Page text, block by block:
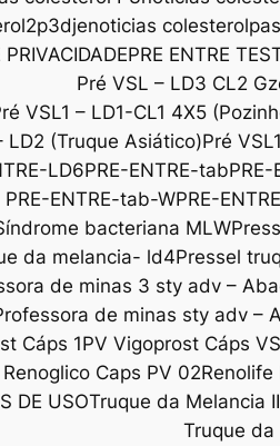
noticias colesterolpas
PRE ENTRE
Pré VSL – LD3 CL2
VSL1 – LD1-CL1 4X5
LD2 (Truque Asiático)Pré
LD6PRE-ENTRE-tabPRE-
PRE-ENTRE-tab-WPRE-
bacteriana MLW
da melancia- ld4Pressel
de minas 3 sty adv –
de minas sty adv –
Cáps 1PV Vigoprost Cáps
Renoglico Caps PV 02
DE USOTruque da Melancia
Truque da